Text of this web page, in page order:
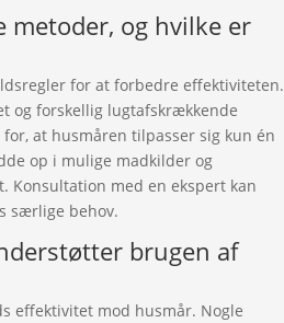
metoder, og hvilke er
for at forbedre effektiviteten.
og forskellig lugtafskrækkende
at husmåren tilpasser sig kun én
op i mulige madkilder og
Konsultation med en ekspert kan
særlige behov.
brugen af
effektivitet mod husmår. Nogle